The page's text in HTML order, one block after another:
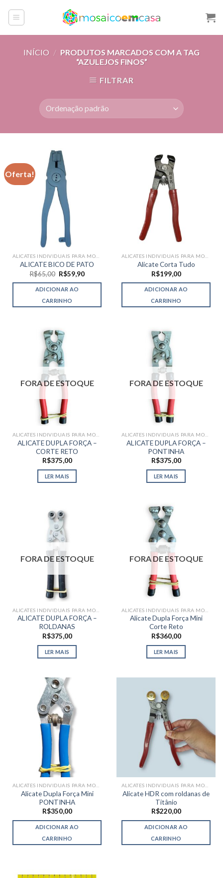
INÍCIO / PRODUTOS MARCADOS COM A TAG
“AZULEJOS FINOS”
FILTRAR
Oferta!
ALICATE BICO DE PATO
R$65,00 O
preço
original
era:
R$65,00.
R$59,90O
atual
ADICIONAR AO
CARRINHO
Alicate Corta Tudo
R$199,00
ADICIONAR AO
CARRINHO
FORA DE ESTOQUE
ALICATE DUPLA FORÇA –
CORTE RETO
R$375,00
LER MAIS
FORA DE ESTOQUE
ALICATE DUPLA FORÇA –
PONTINHA
R$375,00
LER MAIS
FORA DE ESTOQUE
ALICATE DUPLA FORÇA –
ROLDANAS
R$375,00
LER MAIS
FORA DE ESTOQUE
Alicate Dupla Força Mini
Corte Reto
R$360,00
LER MAIS
ALICATES INDIVIDUAIS PARA MOSAICO
Alicate Dupla Força Mini
PONTINHA
R$350,00
ADICIONAR AO
CARRINHO
ALICATES INDIVIDUAIS PARA MOSAICO
Alicate HDR com roldanas de
Titânio
R$220,00
ADICIONAR AO
CARRINHO